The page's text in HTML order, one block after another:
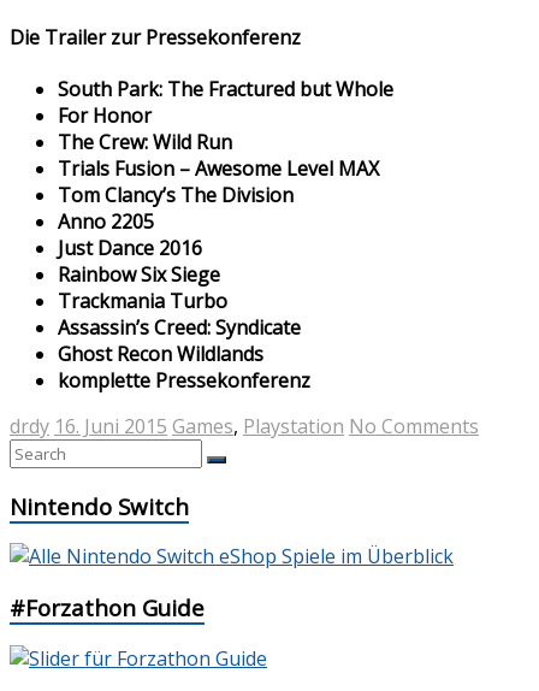
Die Trailer zur Pressekonferenz
South Park: The Fractured but Whole
For Honor
The Crew: Wild Run
Trials Fusion – Awesome Level MAX
Tom Clancy’s The Division
Anno 2205
Just Dance 2016
Rainbow Six Siege
Trackmania Turbo
Assassin’s Creed: Syndicate
Ghost Recon Wildlands
komplette Pressekonferenz
drdy 16. Juni 2015 Games, Playstation No Comments
Nintendo Switch
#Forzathon Guide